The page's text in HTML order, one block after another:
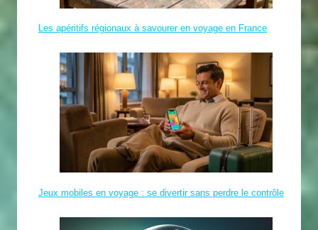
Les apéritifs régionaux à savourer en voyage en France
Jeux mobiles en voyage : se divertir sans perdre le contrôle